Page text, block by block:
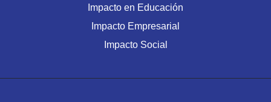
Impacto en Educación
Impacto Empresarial
Impacto Social